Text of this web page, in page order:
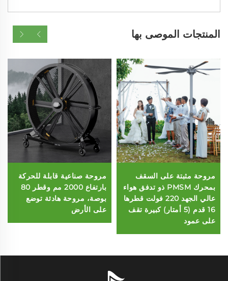
المنتجات الموصى بها
مروحة مثبتة على السقف
بمحرك PMSM ذو تدفق هواء
عالي الجهد 220 فولت قطرها
16 قدم (5 أمتار) كبيرة تقف
على عمود
مروحة صناعية قابلة للحركة
بارتفاع 2000 مم وقطر 80
بوصة، مروحة هادئة توضع
على الأرض